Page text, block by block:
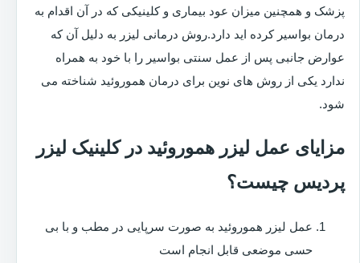
پزشک و همچنین میزان عود بیماری و کلینیکی که در آن اقدام به
درمان بواسیر کرده اید دارد.روش درمانی لیزر به دلیل آن که
عوارض جانبی پس از عمل سنتی بواسیر را با خود به همراه
ندارد یکی از روش های نوین برای درمان هموروئید شناخته می
شود.
مزایای عمل لیزر هموروئید در کلینیک لیزر
پردیس چیست؟
عمل لیزر هموروئید به صورت سرپایی در مطب و با بی
حسی موضعی قابل انجام است